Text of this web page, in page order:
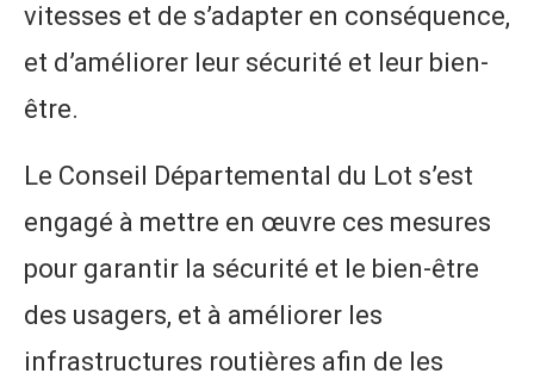
vitesses et de s’adapter en conséquence,
et d’améliorer leur sécurité et leur bien-
être.
Le Conseil Départemental du Lot s’est
engagé à mettre en œuvre ces mesures
pour garantir la sécurité et le bien-être
des usagers, et à améliorer les
infrastructures routières afin de les